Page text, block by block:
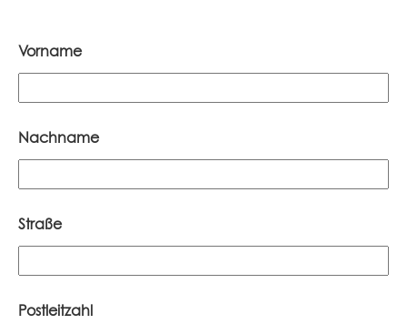
Vorname
Nachname
Straße
Postleitzahl